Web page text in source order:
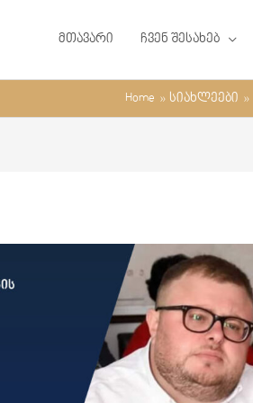
მთავარი ჩვენ შესახებ
Home სიახლეები